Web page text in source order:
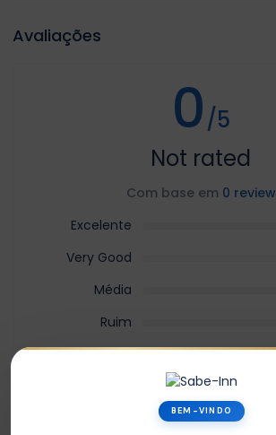
Avaliações
0/5
Not rated
Com base em 0 review
Excelente
Very Good
Média
Ruim
Terrível
BEM-VINDO